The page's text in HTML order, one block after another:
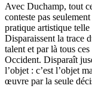
Avec Duchamp, tout
conteste pas
pratique artistique telle
Disparaissent la trace
talent et par là tous
Occident. Disparaît
l’objet : c’est l’objet
œuvre par la seule